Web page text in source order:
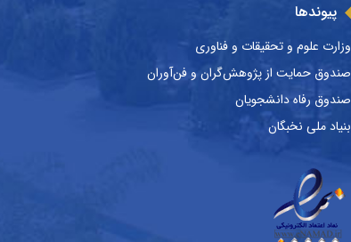
پیوندها
وزارت علوم و تحقیقات و فناوری
صندوق حمایت از پژوهش‌گران و فن‌آوران
صندوق رفاه دانشجویان
بنیاد ملی نخبگان